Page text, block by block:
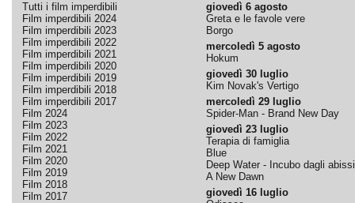
Tutti i film imperdibili
Film imperdibili 2024
Film imperdibili 2023
Film imperdibili 2022
Film imperdibili 2021
Film imperdibili 2020
Film imperdibili 2019
Film imperdibili 2018
Film imperdibili 2017
Film 2024
Film 2023
Film 2022
Film 2021
Film 2020
Film 2019
Film 2018
Film 2017
giovedì 6 agosto
Greta e le favole vere
Borgo
mercoledì 5 agosto
Hokum
giovedì 30 luglio
Kim Novak's Vertigo
mercoledì 29 luglio
Spider-Man - Brand New Day
giovedì 23 luglio
Terapia di famiglia
Blue
Deep Water - Incubo dagli abissi
A New Dawn
giovedì 16 luglio